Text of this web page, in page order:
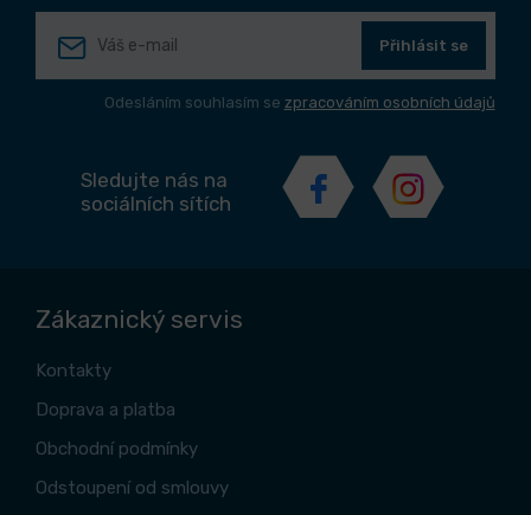
Přihlásit se
Odesláním souhlasím se zpracováním osobních údajů
Sledujte nás na
sociálních sítích
Zákaznický servis
Kontakty
Doprava a platba
Obchodní podmínky
Odstoupení od smlouvy